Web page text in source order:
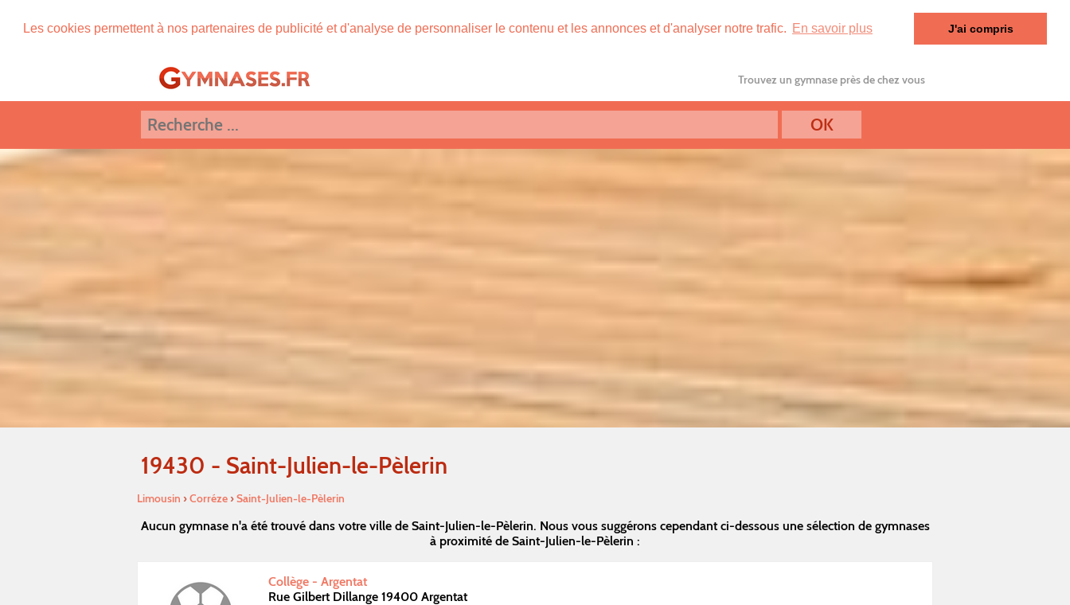
Les cookies permettent à nos partenaires de publicité et d'analyse de personnaliser le contenu et les annonces et d'analyser notre trafic. En savoir plus J'ai compris
Trouvez un gymnase près de chez vous
19430 - Saint-Julien-le-Pèlerin
Limousin ›Corréze›Saint-Julien-le-Pèlerin
Aucun gymnase n'a été trouvé dans votre ville de Saint-Julien-le-Pèlerin. Nous vous suggérons cependant ci-dessous une sélection de gymnases
à proximité de Saint-Julien-le-Pèlerin :
Collège - Argentat
Rue Gilbert Dillange 19400 Argentat